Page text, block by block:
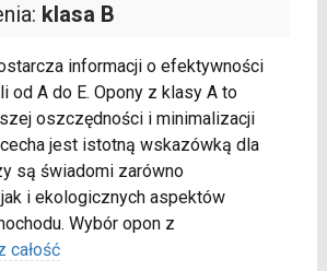
klasa B
informacji o efektywności
od A do E. Opony z klasy A to
oszczędności i minimalizacji
jest istotną wskazówką dla
są świadomi zarówno
i ekologicznych aspektów
Wybór opon z
całość